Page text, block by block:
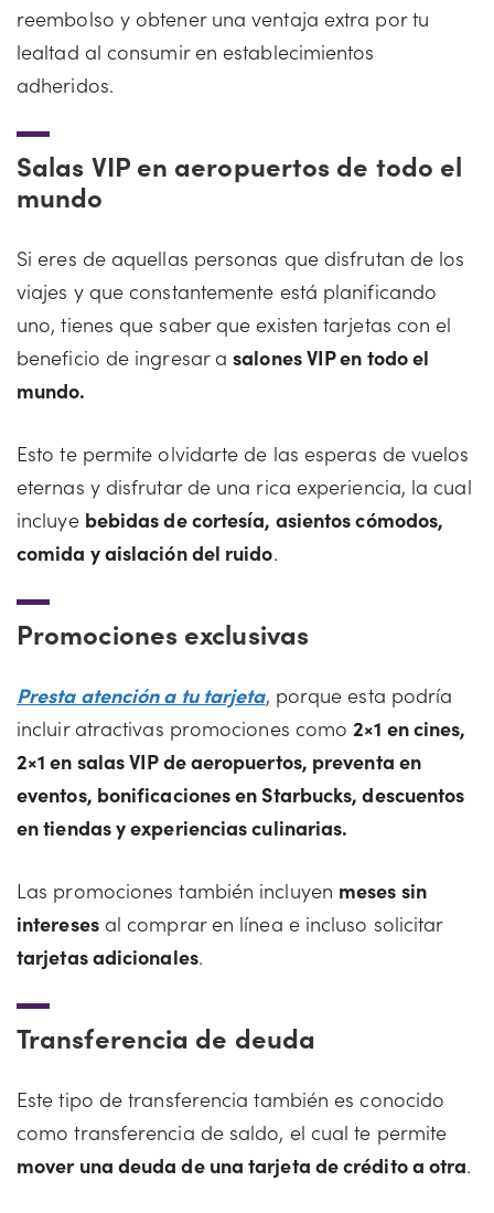
reembolso y obtener una ventaja extra por tu
lealtad al consumir en establecimientos
adheridos.
Salas VIP en aeropuertos de todo el
mundo
Si eres de aquellas personas que disfrutan de los
viajes y que constantemente está planificando
uno, tienes que saber que existen tarjetas con el
beneficio de ingresar asalones VIP en todo el
mundo.
Esto te permite olvidarte de las esperas de vuelos
eternas y disfrutar de una rica experiencia, la cual
incluye bebidas de cortesía, asientos cómodos,
comida y aislación del ruido.
Promociones exclusivas
Presta atención a tu tarjeta, porque esta podría
incluir atractivas promociones como2×1 en cines,
2×1 en salas VIP de aeropuertos, preventa en
eventos, bonificaciones en Starbucks, descuentos
en tiendas y experiencias culinarias.
Las promociones también incluyen meses sin
interesesal comprar en línea e incluso solicitar
tarjetas adicionales.
Transferencia de deuda
Este tipo de transferencia también es conocido
como transferencia de saldo, el cual te permite
mover una deuda de una tarjeta de crédito a otra.